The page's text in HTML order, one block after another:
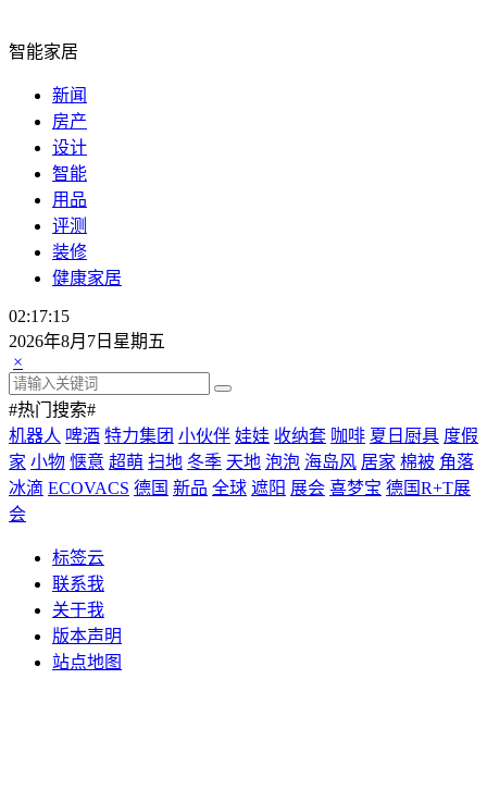
智能家居
新闻
房产
设计
智能
用品
评测
装修
健康家居
02:17:16
2026年8月7日星期五
×
#热门搜索#
机器人 啤酒 特力集团 小伙伴 娃娃 收纳套 咖啡 夏日厨具 度假
家 小物 惬意 超萌 扫地 冬季 天地 泡泡 海岛风 居家 棉被 角落
冰滴 ECOVACS 德国 新品 全球 遮阳 展会 喜梦宝 德国R+T展
会
标签云
联系我
关于我
版本声明
站点地图